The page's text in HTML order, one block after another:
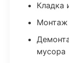
Кладка
Монтаж
мусора